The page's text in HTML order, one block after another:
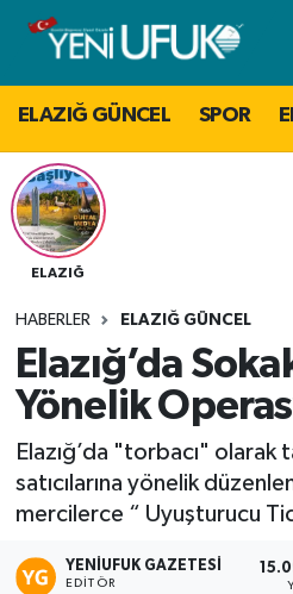
ELAZIĞ GÜNCEL SPOR
ELAZIĞ
HABERLER ELAZIĞ GÜNCEL
Elazığ’da
Yönelik
Elazığ’da "torbacı" olarak
satıcılarına yönelik
mercilerce “ Uyuşturucu
YENIUFUK GAZETESI
EDITÖR
Nöbetçi Eczaneler
Hava Durumu
Namaz Vakitleri
Trafik Durumu
Tüm Manşetler
Son Dakika Haberleri
Haber Arşivi